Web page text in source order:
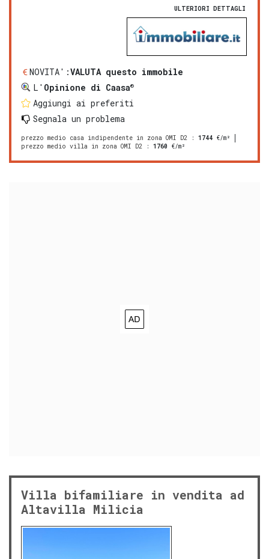
ULTERIORI DETTAGLI
NOVITA':VALUTA questo immobile
L' Opinione di Caasa®
Aggiungi ai preferiti
Segnala un problema
prezzo medio casa indipendente in zona OMI D2 : 1744 €/m²
prezzo medio villa in zona OMI D2 : 1760 €/m²
Villa bifamiliare in vendita ad
Altavilla Milicia